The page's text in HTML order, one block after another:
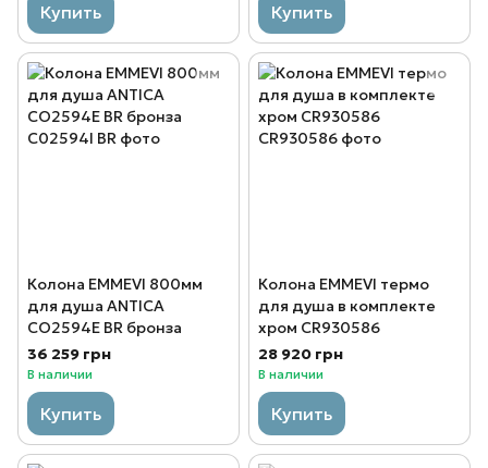
Купить Купить
Колона EMMEVI 800мм
для душа ANTICA
CO2594Е BR бронза
36 259 грн
В наличии
Купить
Колона EMMEVI термо
для душа в комплекте
хром CR930586
28 920 грн
В наличии
Купить